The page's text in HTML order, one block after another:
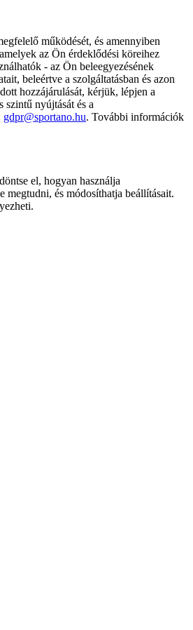
működését, és amennyiben
az Ön érdeklődési köreihez
- az Ön beleegyezésének
beleértve a szolgáltatásban és azon
hozzájárulását, kérjük, lépjen a
szintű nyújtását és a
gdpr@sportano.hu. További információk
el, hogyan használja
megtudni, és módosíthatja beállításait.